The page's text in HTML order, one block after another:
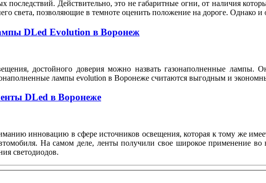
последствий. Действительно, это не габаритные огни, от наличия
света, позволяющие в темноте оценить положение на дороге. Однако
DLed Evolution в Воронеж
достойного доверия можно назвать газонаполненные лампы.
лампы evolution в Воронеже считаются выгодным и
DLed в Воронеже
инновацию в сфере источников освещения, которая к тому же
На самом деле, ленты получили свое широкое применение
светодиодов.